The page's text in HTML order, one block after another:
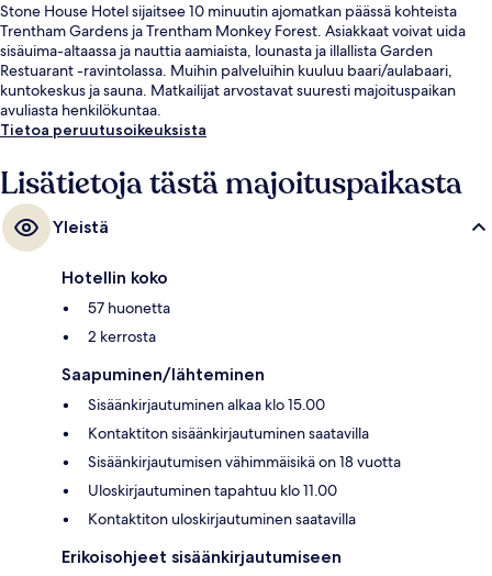
Stone House Hotel sijaitsee 10 minuutin ajomatkan päässä kohteista
Trentham Gardens ja Trentham Monkey Forest. Asiakkaat voivat uida
sisäuima-altaassa ja nauttia aamiaista, lounasta ja illallista Garden
Restuarant -ravintolassa. Muihin palveluihin kuuluu baari/aulabaari,
kuntokeskus ja sauna. Matkailijat arvostavat suuresti majoituspaikan
avuliasta henkilökuntaa.
Tietoa peruutusoikeuksista
Lisätietoja tästä majoituspaikasta
Yleistä
Hotellin koko
57 huonetta
2 kerrosta
Saapuminen/lähteminen
Sisäänkirjautuminen alkaa klo 15.00
Kontaktiton sisäänkirjautuminen saatavilla
Sisäänkirjautumisen vähimmäisikä on 18 vuotta
Uloskirjautuminen tapahtuu klo 11.00
Kontaktiton uloskirjautuminen saatavilla
Erikoisohjeet sisäänkirjautumiseen